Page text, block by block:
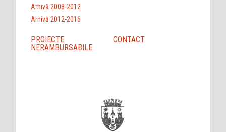
Arhivă 2008-2012
Arhivă 2012-2016
PROIECTE
NERAMBURSABILE
CONTACT